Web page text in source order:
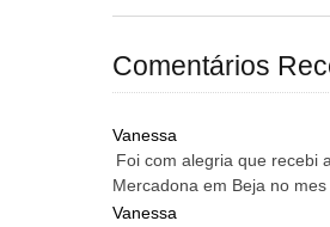
Comentários
Vanessa
Foi com alegria que recebi
Mercadona em Beja no mes
Vanessa